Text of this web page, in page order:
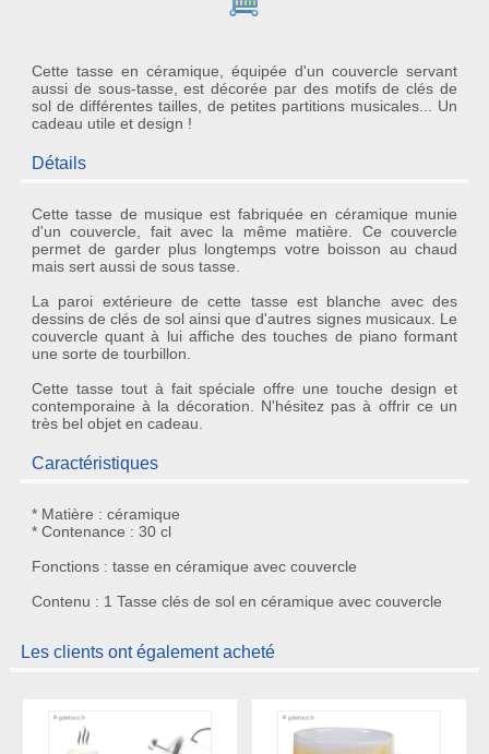
Cette tasse en céramique, équipée d'un couvercle servant
aussi de sous-tasse, est décorée par des motifs de clés de
sol de différentes tailles, de petites partitions musicales... Un
cadeau utile et design !
Détails
Cettetasse de musique est fabriquée en céramique munie
d'un couvercle, fait avec la même matière. Ce couvercle
permet de garder plus longtemps votre boisson au chaud
mais sert aussi de sous tasse.
La paroi extérieure de cette tasse est blanche avec des
dessins de clés de sol ainsi que d'autres signes musicaux. Le
couvercle quant à lui affiche destouches de pianoformant
une sorte de tourbillon.
Cette tasse tout à fait spéciale offre une touche design et
contemporaine à la décoration. N'hésitez pas à offrir ce un
très bel objet en cadeau.
Caractéristiques
* Matière : céramique
* Contenance : 30 cl
Fonctions : tasse en céramique avec couvercle
Contenu : 1 Tasse clés de sol en céramique avec couvercle
Les clients ont également acheté